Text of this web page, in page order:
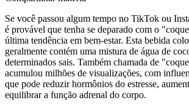
Se você passou algum tempo no TikTok ou
é provável que tenha se deparado com o
última tendência em bem-estar. Esta bebida
geralmente contém uma mistura de água de
determinados sais. Também chamada de
acumulou milhões de visualizações, com
que pode reduzir hormônios do estresse,
equilibrar a função adrenal do corpo.